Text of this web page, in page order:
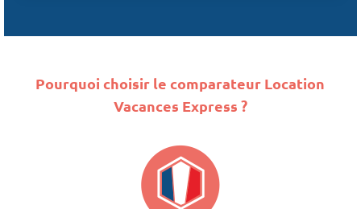
Pourquoi choisir le comparateur Location
Vacances Express ?